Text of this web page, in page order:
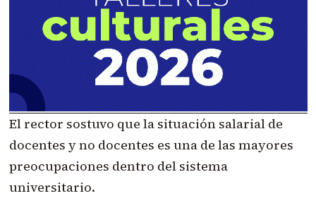
El rector sostuvo que la situación salarial de
docentes y no docentes es una de las mayores
preocupaciones dentro del sistema
universitario.